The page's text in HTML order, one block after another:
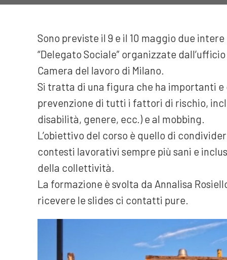
Sono previste il 9 e il 10 maggio due
“Delegato Sociale” organizzate
Camera del lavoro di Milano.
Si tratta di una figura che ha importanti
prevenzione di tutti i fattori di rischio,
disabilità, genere, ecc.) e al mobbing.
L’obiettivo del corso è quello di
contesti lavorativi sempre più sani e
della collettività.
La formazione è svolta da Annalisa
ricevere le slides ci contatti pure.